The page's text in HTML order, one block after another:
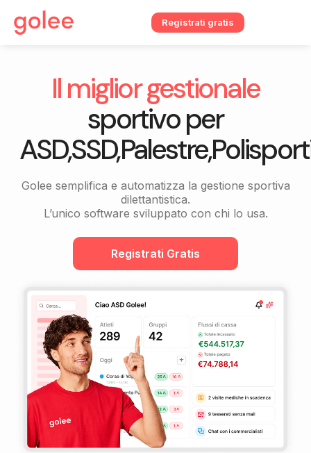
Registrati gratis
Il miglior gestionale
sportivo per
Golee semplifica e automatizza la gestione sportiva
dilettantistica.
L’unico software sviluppato con chi lo usa.
Registrati Gratis